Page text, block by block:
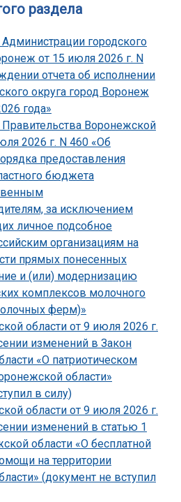
раздела
городского
от 15 июля 2026 г. N
отчета об исполнении
округа город Воронеж
года»
Воронежской
2026 г. N 460 «Об
предоставления
бюджета
за исключением
личное подсобное
организациям на
прямых понесенных
и (или) модернизацию
комплексов молочного
ферм)»
области от 9 июля 2026 г.
изменений в Закон
«О патриотическом
области»
в силу)
области от 9 июля 2026 г.
изменений в статью 1
области «О бесплатной
на территории
(документ не вступил